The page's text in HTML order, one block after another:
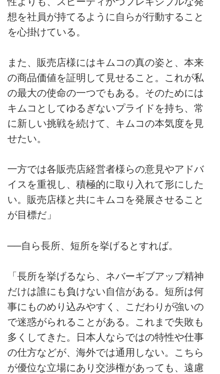
想を社員が持てるように自らが行動すること
を心掛けている。
また、販売店様にはキムコの真の姿と、本来
の商品価値を証明して見せること。これが私
の最大の使命の一つでもある。そのためには
キムコとしてゆるぎないプライドを持ち、常
に新しい挑戦を続けて、キムコの本気度を見
せたい。
一方では各販売店経営者様らの意見やアドバ
イスを重視し、積極的に取り入れて形にした
い。販売店様と共にキムコを発展させること
が目標だ」
──自ら長所、短所を挙げるとすれば。
「長所を挙げるなら、ネバーギブアップ精神
だけは誰にも負けない自信がある。短所は何
事にものめり込みやすく、こだわりが強いの
で迷惑がられることがある。これまで失敗も
多くしてきた。日本人ならではの特性や仕事
の仕方などが、海外では通用しない。こちら
が優位な立場にあり交渉権があっても、遠慮